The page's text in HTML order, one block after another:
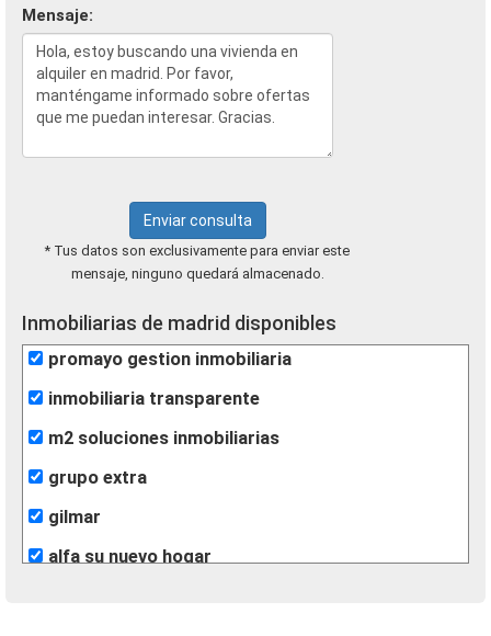
Mensaje:
Enviar consulta
* Tus datos son exclusivamente para enviar este
mensaje, ninguno quedará almacenado.
Inmobiliarias de madrid disponibles
promayo gestion inmobiliaria
inmobiliaria transparente
m2 soluciones inmobiliarias
grupo extra
gilmar
alfa su nuevo hogar